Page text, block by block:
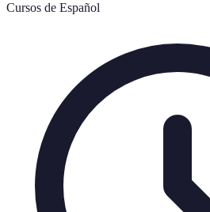
Cursos de Español